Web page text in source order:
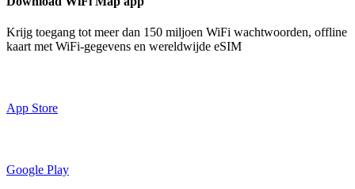
Krijg toegang tot meer dan 150 miljoen WiFi wachtwoorden, offline
kaart met WiFi-gegevens en wereldwijde eSIM
App Store
Google Play